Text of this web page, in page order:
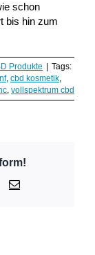
schon
bis hin zum
Produkte
Tags:
, cbd kosmetik,
, vollspektrum cbd
Pinterest
E-